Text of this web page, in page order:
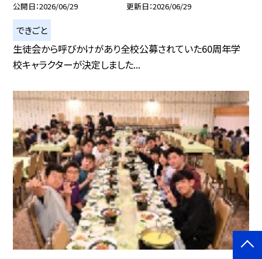
公開日 2026/06/29 更新日 2026/06/29
できごと
生徒会から呼びかけがあり全校公募されていた60周年学
校キャラクターが決定しました...